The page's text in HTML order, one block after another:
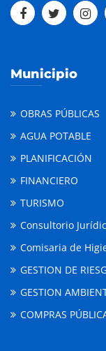
Municipio
OBRAS PÚBLICAS
AGUA POTABLE
PLANIFICACIÓN
FINANCIERO
TURISMO
Consultorio
Comisaria de
GESTION DE
GESTION
COMPRAS